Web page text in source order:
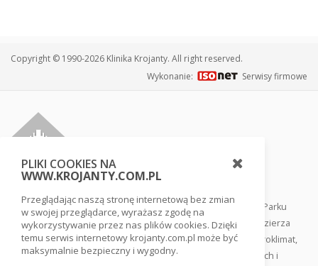
Copyright © 1990-2026 Klinika Krojanty. All right reserved.
Wykonanie:
Serwisy firmowe
Klinika usytuowana jest w sercu Borów Tucholskich, tuż przy Parku
Narodowym Bory Tucholskie, w otoczeniu lasów i jezior pojezierza
pomorskiego. Ten rezerwat biosfery gwarantuje swoisty mikroklimat,
co ułatwia szybki powrót do zdrowia, odnowienie sił fizycznych i
PLIKI COOKIES NA
WWW.KROJANTY.COM.PL
Przeglądając naszą stronę internetową bez zmian
w swojej przeglądarce, wyrażasz zgodę na
wykorzystywanie przez nas plików cookies. Dzięki
temu serwis internetowy krojanty.com.pl może być
maksymalnie bezpieczny i wygodny.